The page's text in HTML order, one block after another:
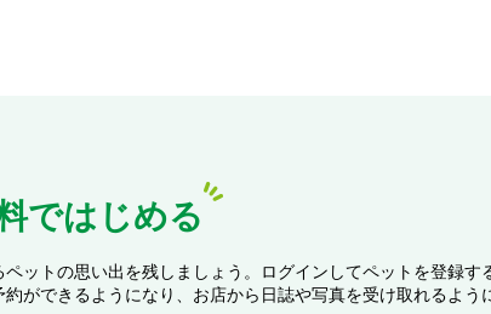
ではじめる
ットの思い出を残しましょう。ログインしてペットを登録す
ができるようになり、お店から日誌や写真を受け取れるよう